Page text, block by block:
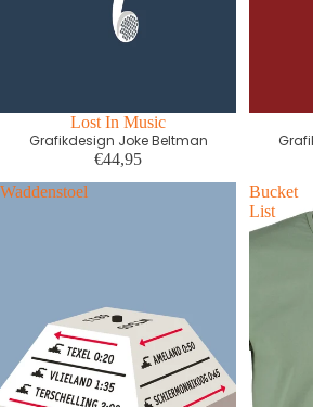
Lost In Music
Grafikdesign Joke Beltman
€44,95
Waddenstoel
Bucket
List